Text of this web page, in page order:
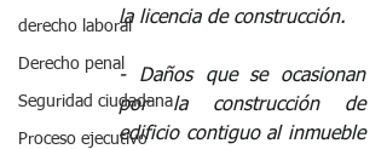
derecho laboral
Derecho penal
Seguridad ciudadana
Proceso ejecutivo
la licencia de construcción.
- Daños que se ocasionan
por la construcción de
edificio contiguo al inmueble